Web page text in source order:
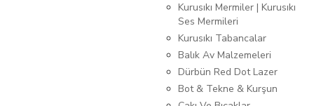
Kurusıkı Mermiler | Kurusıkı
Ses Mermileri
Kurusıkı Tabancalar
Balık Av Malzemeleri
Dürbün Red Dot Lazer
Bot & Tekne & Kurşun